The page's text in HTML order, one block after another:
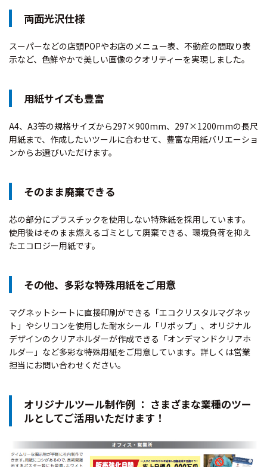
両面光沢仕様
スーパーなどの店頭POPやお店のメニュー表、不動産の間取り表
示など、色鮮やかで美しい画像のクオリティーを実現しました。
用紙サイズも豊富
A4、A3等の規格サイズから297×900mm、297×1200mmの長尺
用紙まで、作成したいツールに合わせて、豊富な用紙バリエーショ
ンからお選びいただけます。
そのまま廃棄できる
芯の部分にプラスチックを使用しない特殊紙を採用しています。
使用後はそのまま燃えるゴミとして廃棄できる、環境負荷を抑え
たエコロジー用紙です。
その他、多彩な特殊用紙をご用意
マグネットシートに直接印刷ができる「エコクリスタルマグネッ
ト」やシリコンを使用した耐水シール「リポップ」、オリジナル
デザインのクリアホルダーが作成できる「オンデマンドクリアホ
ルダー」など多彩な特殊用紙をご用意しています。詳しくは営業
担当にお問い合わせください。
オリジナルツール制作例 ： さまざまな業種のツー
ルとしてご活用いただけます！